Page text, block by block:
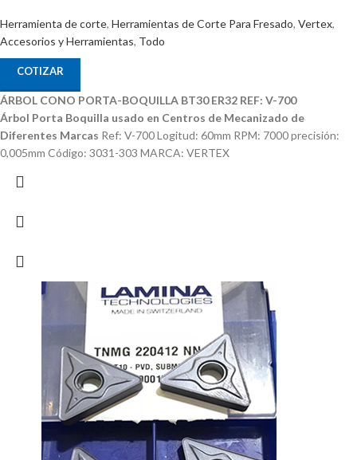
Herramienta de corte, Herramientas de Corte Para Fresado, Vertex,
Accesorios y Herramientas, Todo
COTIZAR
ÁRBOL CONO PORTA-BOQUILLA BT30 ER32 REF: V-700
Árbol Porta Boquilla usado en Centros de Mecanizado de
Diferentes Marcas Ref: V-700 Logitud: 60mm RPM: 7000 precisión:
0,005mm Código: 3031-303 MARCA: VERTEX